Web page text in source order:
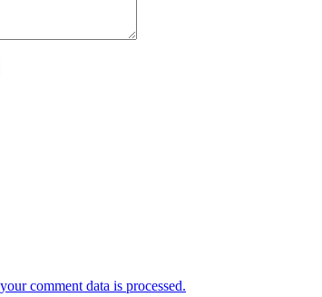
comment data is processed.